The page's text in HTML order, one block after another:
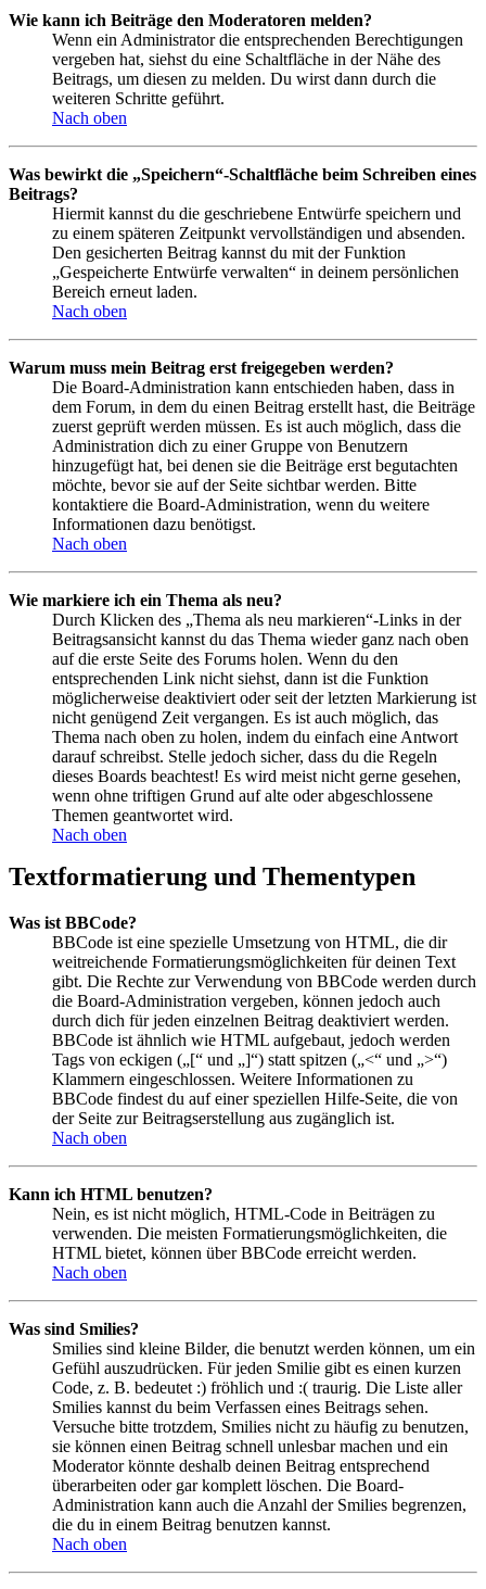
Wie kann ich Beiträge den Moderatoren melden?
Wenn ein Administrator die entsprechenden Berechtigungen
vergeben hat, siehst du eine Schaltfläche in der Nähe des
Beitrags, um diesen zu melden. Du wirst dann durch die
weiteren Schritte geführt.
Nach oben
Was bewirkt die „Speichern“-Schaltfläche beim Schreiben eines
Beitrags?
Hiermit kannst du die geschriebene Entwürfe speichern und
zu einem späteren Zeitpunkt vervollständigen und absenden.
Den gesicherten Beitrag kannst du mit der Funktion
„Gespeicherte Entwürfe verwalten“ in deinem persönlichen
Bereich erneut laden.
Nach oben
Warum muss mein Beitrag erst freigegeben werden?
Die Board-Administration kann entschieden haben, dass in
dem Forum, in dem du einen Beitrag erstellt hast, die Beiträge
zuerst geprüft werden müssen. Es ist auch möglich, dass die
Administration dich zu einer Gruppe von Benutzern
hinzugefügt hat, bei denen sie die Beiträge erst begutachten
möchte, bevor sie auf der Seite sichtbar werden. Bitte
kontaktiere die Board-Administration, wenn du weitere
Informationen dazu benötigst.
Nach oben
Wie markiere ich ein Thema als neu?
Durch Klicken des „Thema als neu markieren“-Links in der
Beitragsansicht kannst du das Thema wieder ganz nach oben
auf die erste Seite des Forums holen. Wenn du den
entsprechenden Link nicht siehst, dann ist die Funktion
möglicherweise deaktiviert oder seit der letzten Markierung ist
nicht genügend Zeit vergangen. Es ist auch möglich, das
Thema nach oben zu holen, indem du einfach eine Antwort
darauf schreibst. Stelle jedoch sicher, dass du die Regeln
dieses Boards beachtest! Es wird meist nicht gerne gesehen,
wenn ohne triftigen Grund auf alte oder abgeschlossene
Themen geantwortet wird.
Nach oben
Textformatierung und Thementypen
Was ist BBCode?
BBCode ist eine spezielle Umsetzung von HTML, die dir
weitreichende Formatierungsmöglichkeiten für deinen Text
gibt. Die Rechte zur Verwendung von BBCode werden durch
die Board-Administration vergeben, können jedoch auch
durch dich für jeden einzelnen Beitrag deaktiviert werden.
BBCode ist ähnlich wie HTML aufgebaut, jedoch werden
Tags von eckigen („[“ und „]“) statt spitzen („<“ und „>“)
Klammern eingeschlossen. Weitere Informationen zu
BBCode findest du auf einer speziellen Hilfe-Seite, die von
der Seite zur Beitragserstellung aus zugänglich ist.
Nach oben
Kann ich HTML benutzen?
Nein, es ist nicht möglich, HTML-Code in Beiträgen zu
verwenden. Die meisten Formatierungsmöglichkeiten, die
HTML bietet, können über BBCode erreicht werden.
Nach oben
Was sind Smilies?
Smilies sind kleine Bilder, die benutzt werden können, um ein
Gefühl auszudrücken. Für jeden Smilie gibt es einen kurzen
Code, z. B. bedeutet :) fröhlich und :( traurig. Die Liste aller
Smilies kannst du beim Verfassen eines Beitrags sehen.
Versuche bitte trotzdem, Smilies nicht zu häufig zu benutzen,
sie können einen Beitrag schnell unlesbar machen und ein
Moderator könnte deshalb deinen Beitrag entsprechend
überarbeiten oder gar komplett löschen. Die Board-
Administration kann auch die Anzahl der Smilies begrenzen,
die du in einem Beitrag benutzen kannst.
Nach oben